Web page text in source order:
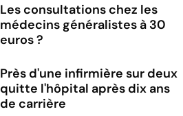
Les consultations chez les
médecins généralistes à 30
euros ?
Près d'une infirmière sur deux
quitte l'hôpital après dix ans
de carrière